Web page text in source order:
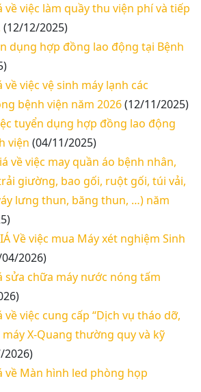
việc làm quầy thu viện phí và tiếp
(12/12/2025)
dụng hợp đồng lao động tại Bệnh
việc vệ sinh máy lạnh các
bệnh viện năm 2026(12/11/2025)
tuyển dụng hợp đồng lao động
viện (04/11/2025)
về việc may quần áo bệnh nhân,
giường, bao gối, ruột gối, túi vải,
lưng thun, băng thun, …) năm
Về việc mua Máy xét nghiệm Sinh
2026)
sửa chữa máy nước nóng tấm
việc cung cấp “Dịch vụ tháo dỡ,
X-Quang thường quy và kỹ
2026)
về Màn hình led phòng họp